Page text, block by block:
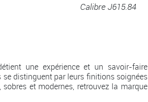
Calibre J615.84
une expérience et un savoir-faire
distinguent par leurs finitions soignées
et modernes, retrouvez la marque